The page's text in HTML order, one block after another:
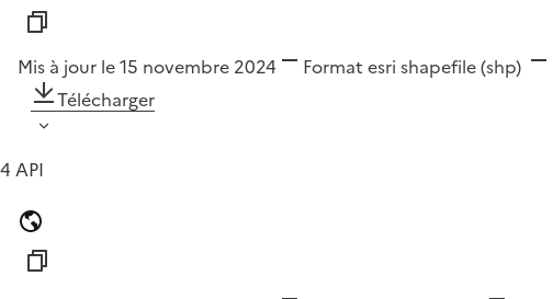
Mis à jour le 15 novembre 2024 Format esri shapefile (shp)
Télécharger
4 API